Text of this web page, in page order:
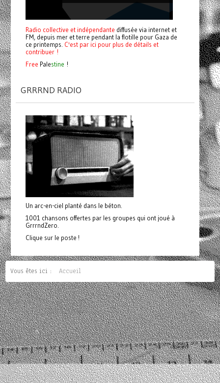
Radio collective et indépendante diffusée via internet et
FM, depuis mer et terre pendant la flotille pour Gaza de
ce printemps. C'est par ici pour plus de détails et
contribuer !
Free Palestine !
GRRRND RADIO
Un arc-en-ciel planté dans le béton.
1001 chansons offertes par les groupes qui ont joué à
GrrrndZero.
Clique sur le poste !
Vous êtes ici : Accueil